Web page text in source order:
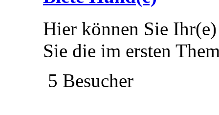
Hier können Sie
Sie die im ersten
5 Besucher